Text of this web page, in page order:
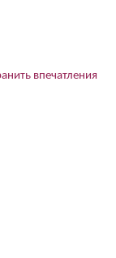
впечатления